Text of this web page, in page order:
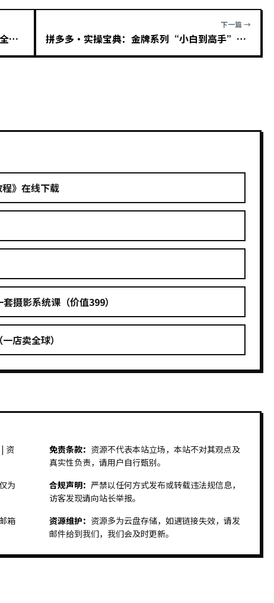
唐宇老师·短视频剪辑（从入门到精通），全面掌握剪辑各种功能，轻而易简剪出大片
下一篇 →
拼多多·实操宝典：金牌系列“小白到高手”带你全方位玩转拼多多各种玩法
》在线下载
摄影系统课（价值399）
店卖全球）
| 资
为
箱
免责条款： 资源不代表本站立场，本站不对其观点及
真实性负责，请用户自行甄别。
合规声明： 严禁以任何方式发布或转载违法规信息，
访客发现请向站长举报。
资源维护： 资源多为云盘存储，如遇链接失效，请发
邮件给到我们，我们会及时更新。